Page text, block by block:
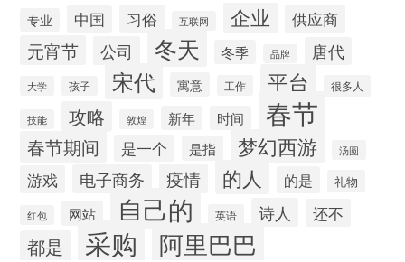
专业 中国 习俗 互联网 企业 供应商
元宵节 公司 冬天 冬季 品牌 唐代
大学 孩子 宋代 寓意 工作 平台 很多人
技能 攻略 敦煌 新年 时间 春节
春节期间 是一个 是指 梦幻西游 汤圆
游戏 电子商务 疫情 的人 的是 礼物
红包 网站 自己的 英语 诗人 还不
都是 采购 阿里巴巴